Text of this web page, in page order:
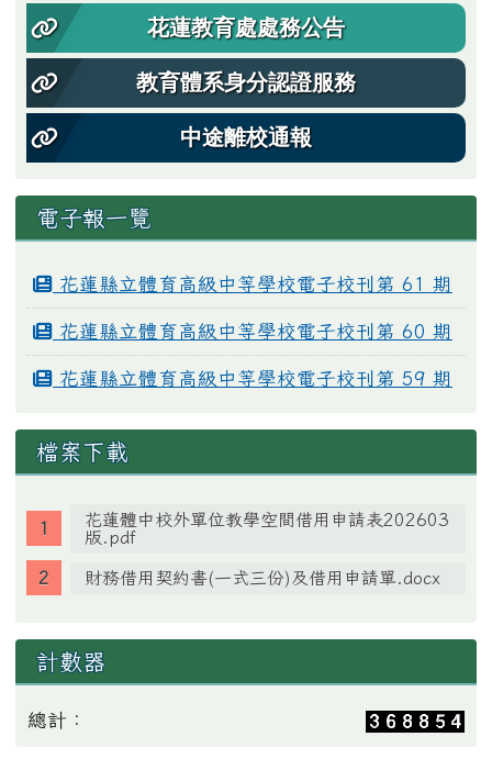
花蓮教育處處務公告
教育體系身分認證服務
中途離校通報
電子報一覽
花蓮縣立體育高級中等學校電子校刊第 61 期
花蓮縣立體育高級中等學校電子校刊第 60 期
花蓮縣立體育高級中等學校電子校刊第 59 期
檔案下載
花蓮體中校外單位教學空間借用申請表202603
版.pdf
財務借用契約書(一式三份)及借用申請單.docx
計數器
總計：